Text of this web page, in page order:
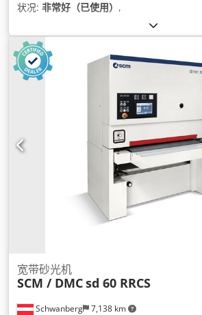
状况: 非常好（已使用） ,
Schwanberg 7,138 km
宽带砂光机
SCM / DMCsd 60 RRCS